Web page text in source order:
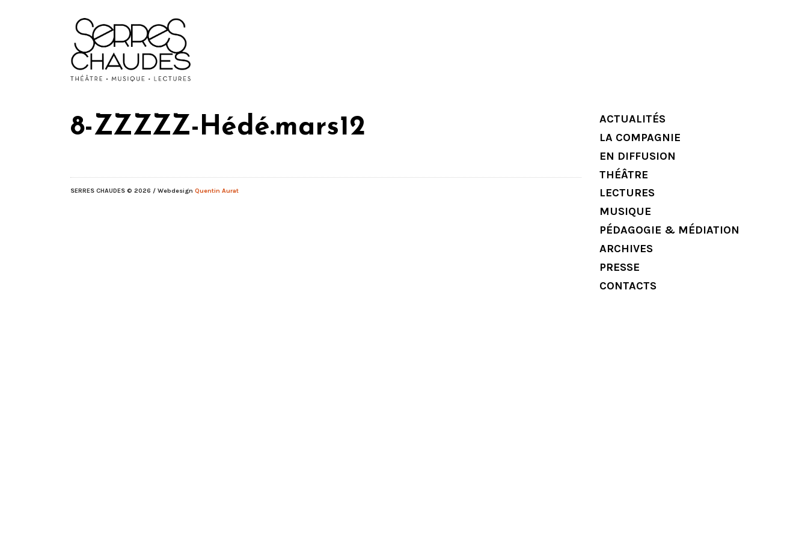
ACTUALITÉS
LA COMPAGNIE
EN DIFFUSION
THÉÂTRE
LECTURES
MUSIQUE
PÉDAGOGIE & MÉDIATION
ARCHIVES
PRESSE
CONTACTS
8-ZZZZZ-Hédé.mars12
SERRES CHAUDES © 2026 / Webdesign Quentin Aurat